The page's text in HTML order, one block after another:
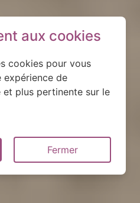
aux cookies
cookies pour vous
expérience de
et plus pertinente sur le
Fermer